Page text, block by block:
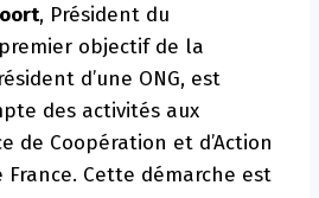
, Président du
objectif de la
d’une ONG, est
des activités aux
de Coopération et d’Action
France. Cette démarche est